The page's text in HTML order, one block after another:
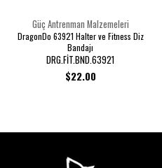
Güç Antrenman Malzemeleri
DragonDo 63921 Halter ve Fitness Diz
Bandajı
DRG.FİT.BND.63921
$22.00